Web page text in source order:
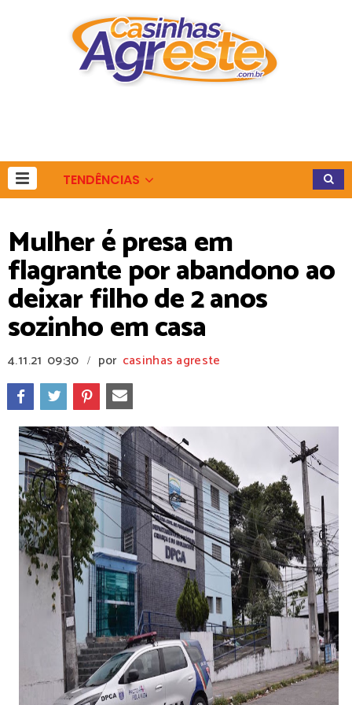
TENDÊNCIAS
Mulher é presa em
flagrante por abandono ao
deixar filho de 2 anos
sozinho em casa
4.11.21 09:30 / por casinhas agreste